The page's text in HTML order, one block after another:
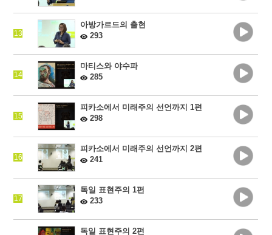
13
아방가르드의 출현
293
14
마티스와 야수파
285
15
피카소에서 미래주의 선언까지 1편
298
16
피카소에서 미래주의 선언까지 2편
241
17
독일 표현주의 1편
233
독일 표현주의 2편